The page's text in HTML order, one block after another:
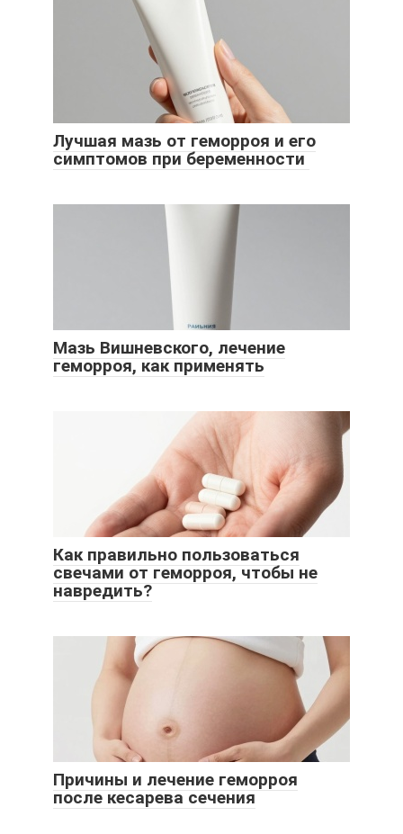
Лучшая мазь от геморроя и его
симптомов при беременности
Мазь Вишневского, лечение
геморроя, как применять
Как правильно пользоваться
свечами от геморроя, чтобы не
навредить?
Причины и лечение геморроя
после кесарева сечения